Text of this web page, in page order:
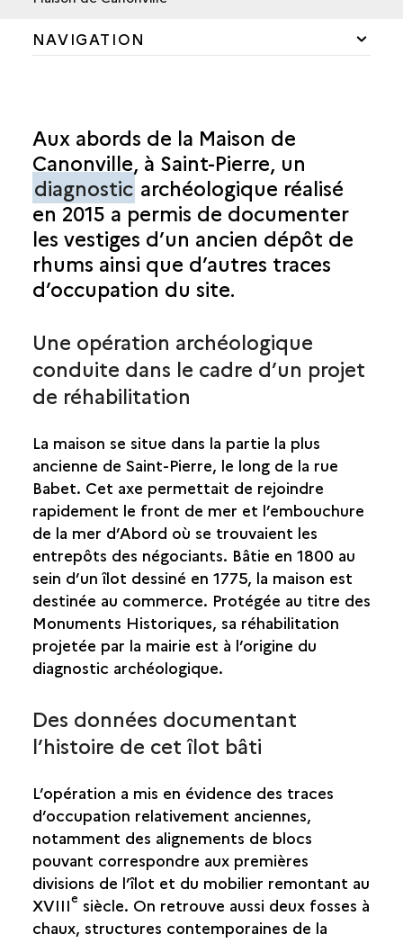
NAVIGATION
LA POSSESSION
SAINT-ANDRÉ
SAINT-BENOÎT
SAINT-DENIS
SAINT-LEU
SAINT-LOUIS
SAINT-PAUL
SAINT-PIERRE
GARE
HÔPITAL DE L’USINE CHOPPY
MAISON DE CANONVILLE
PONT DE LA RAVINE BLANCHE
USINE DE PIERREFONDS
SAINT-PHILIPPE
SAINTE-SUZANNE
SALAZIE
Aux abords de la Maison de
Canonville, à Saint-Pierre, un
diagnostic archéologique réalisé
en 2015 a permis de documenter
les vestiges d’un ancien dépôt de
rhums ainsi que d’autres traces
d’occupation du site.
Une opération archéologique
conduite dans le cadre d’un projet
de réhabilitation
La maison se situe dans la partie la plus
ancienne de Saint-Pierre, le long de la rue
Babet. Cet axe permettait de rejoindre
rapidement le front de mer et l’embouchure
de la mer d’Abord où se trouvaient les
entrepôts des négociants. Bâtie en 1800 au
sein d’un îlot dessiné en 1775, la maison est
destinée au commerce. Protégée au titre des
Monuments Historiques, sa réhabilitation
projetée par la mairie est à l’origine du
diagnostic archéologique.
Des données documentant
l’histoire de cet îlot bâti
L’opération a mis en évidence des traces
d’occupation relativement anciennes,
notamment des alignements de blocs
pouvant correspondre aux premières
divisions de l’îlot et du mobilier remontant au
XVIIIe siècle. On retrouve aussi deux fosses à
chaux, structures contemporaines de la